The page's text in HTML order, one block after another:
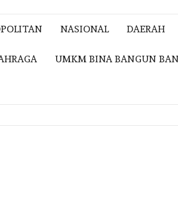
NASIONAL DAERAH
UMKM BINA BANGUN